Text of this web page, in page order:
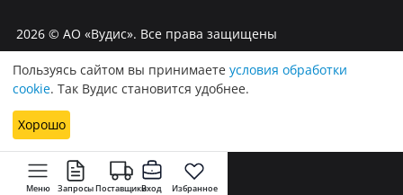
Меню ЗапросыПоставщикиВход Избранное
2026© АО «Вудис». Все права защищены
Условия использования Вудис
Политика обработки персональных данных
Пользуясь сайтом вы принимаете условия обработки
cookie. Так Вудис становится удобнее.
Хорошо